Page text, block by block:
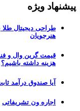
پیشنهاد ویژه
طراحی دیجیتال طلا
هنرجویان
قیمت گرین وال و
هزینه داشته باشیم؟
آیا صندوق درآمد
اجاره ون تشریفاتی